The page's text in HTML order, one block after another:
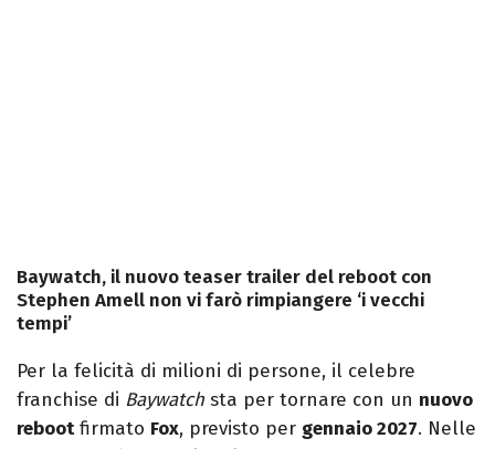
Baywatch, il nuovo teaser trailer del reboot con
Stephen Amell non vi farò rimpiangere ‘i vecchi
tempi’
Per la felicità di milioni di persone, il celebre
franchise di Baywatchsta per tornare con un nuovo
rebootfirmato Fox, previsto per gennaio 2027. Nelle